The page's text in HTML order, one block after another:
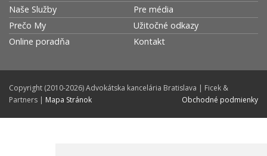
Naše Služby
Prečo My
Online poradňa
Pre média
Užitočné odkazy
Kontakt
Copyright (2010-2026) Advokátska kancelária Bratislava | Ficek &
Partners | Mapa Stránok Obchodné podmienky